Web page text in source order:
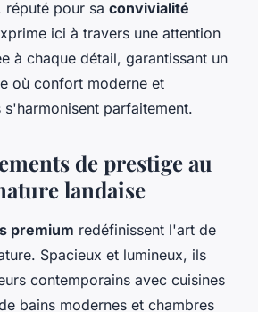
réputé pour sa convivialité
ici à travers une attention
à chaque détail, garantissant un
où confort moderne et
parfaitement.
de prestige au
landaise
premium redéfinissent l'art de
Spacieux et lumineux, ils
contemporains avec cuisines
bains modernes et chambres